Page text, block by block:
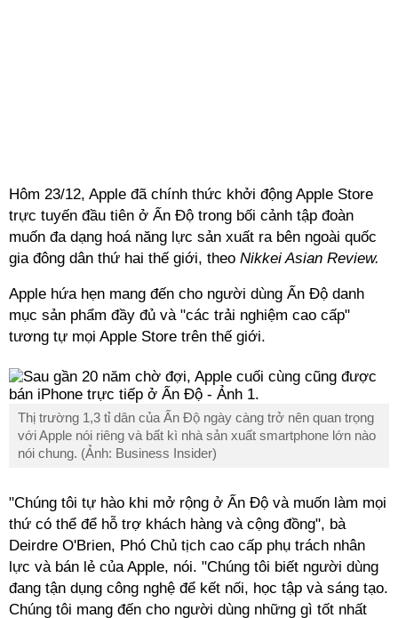
Hôm 23/12, Apple đã chính thức khởi động Apple Store
trực tuyến đầu tiên ở Ấn Độ trong bối cảnh tập đoàn
muốn đa dạng hoá năng lực sản xuất ra bên ngoài quốc
gia đông dân thứ hai thế giới, theo Nikkei Asian Review.
Apple hứa hẹn mang đến cho người dùng Ấn Độ danh
mục sản phẩm đầy đủ và "các trải nghiệm cao cấp"
tương tự mọi Apple Store trên thế giới.
Thị trường 1,3 tỉ dân của Ấn Độ ngày càng trở nên quan trọng
với Apple nói riêng và bất kì nhà sản xuất smartphone lớn nào
nói chung. (Ảnh: Business Insider)
"Chúng tôi tự hào khi mở rộng ở Ấn Độ và muốn làm mọi
thứ có thể để hỗ trợ khách hàng và cộng đồng", bà
Deirdre O'Brien, Phó Chủ tịch cao cấp phụ trách nhân
lực và bán lẻ của Apple, nói. "Chúng tôi biết người dùng
đang tận dụng công nghệ để kết nối, học tập và sáng tạo.
Chúng tôi mang đến cho người dùng những gì tốt nhất